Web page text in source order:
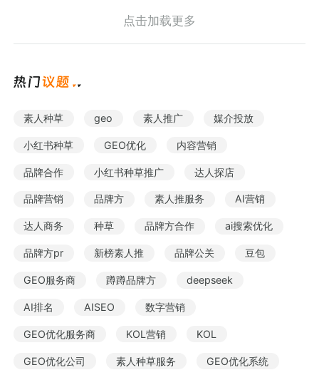
点击加载更多
素人种草 geo 素人推广 媒介投放
小红书种草 GEO优化 内容营销
品牌合作 小红书种草推广 达人探店
品牌营销 品牌方 素人推服务 AI营销
达人商务 种草 品牌方合作 ai搜索优化
品牌方pr 新榜素人推 品牌公关 豆包
GEO服务商 蹲蹲品牌方 deepseek
AI排名 AISEO 数字营销
GEO优化服务商 KOL营销 KOL
GEO优化公司 素人种草服务 GEO优化系统